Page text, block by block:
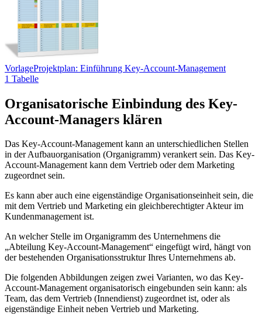
VorlageProjektplan: Einführung Key-Account-Management
1 Tabelle
Organisatorische Einbindung des Key-
Account-Managers klären
Das Key-Account-Management kann an unterschiedlichen Stellen
in der Aufbauorganisation (Organigramm) verankert sein. Das Key-
Account-Management kann dem Vertrieb oder dem Marketing
zugeordnet sein.
Es kann aber auch eine eigenständige Organisationseinheit sein, die
mit dem Vertrieb und Marketing ein gleichberechtigter Akteur im
Kundenmanagement ist.
An welcher Stelle im Organigramm des Unternehmens die
„Abteilung Key-Account-Management“ eingefügt wird, hängt von
der bestehenden Organisationsstruktur Ihres Unternehmens ab.
Die folgenden Abbildungen zeigen zwei Varianten, wo das Key-
Account-Management organisatorisch eingebunden sein kann: als
Team, das dem Vertrieb (Innendienst) zugeordnet ist, oder als
eigenständige Einheit neben Vertrieb und Marketing.